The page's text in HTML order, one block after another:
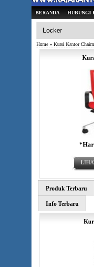
BERANDA HUBUNGI
Home » Kursi Kantor
Produk Terbaru
Info Terbaru